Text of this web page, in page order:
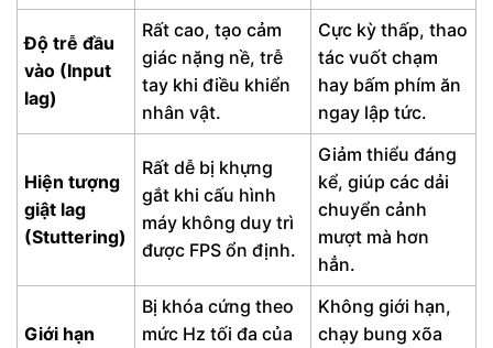
Độ trễ đầu
vào (Input
lag)
Rất cao, tạo cảm
giác nặng nề, trễ
tay khi điều khiển
nhân vật.
Cực kỳ thấp, thao
tác vuốt chạm
hay bấm phím ăn
ngay lập tức.
Hiện tượng
giật lag
(Stuttering)
Rất dễ bị khựng
gắt khi cấu hình
máy không duy trì
được FPS ổn định.
Giảm thiểu đáng
kể, giúp các dải
chuyển cảnh
mượt mà hơn
hẳn.
Giới hạn
Bị khóa cứng theo
mức Hz tối đa của
Không giới hạn,
chạy bung xõa